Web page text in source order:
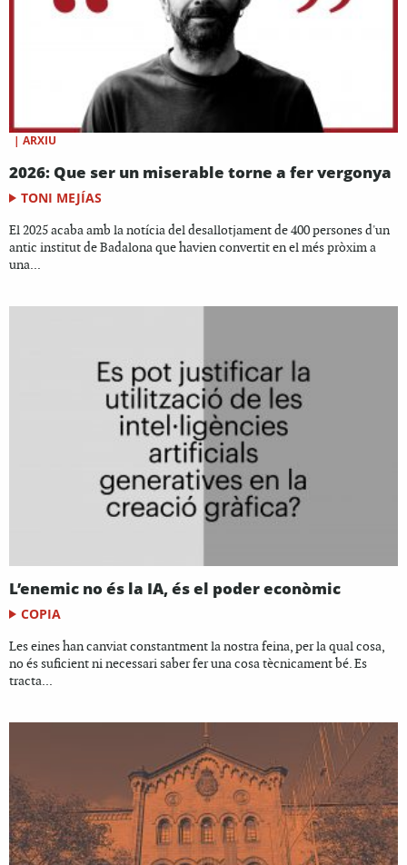
| ARXIU
2026: Que ser un miserable torne a fer vergonya
TONI MEJÍAS
El 2025 acaba amb la notícia del desallotjament de 400 persones d'un
antic institut de Badalona que havien convertit en el més pròxim a
una...
L’enemic no és la IA, és el poder econòmic
COPIA
Les eines han canviat constantment la nostra feina, per la qual cosa,
no és suficient ni necessari saber fer una cosa tècnicament bé. Es
tracta...